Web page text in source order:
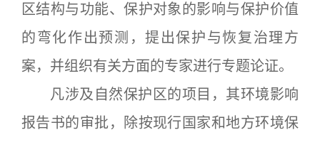
区结构与功能、保护对象的影响与保护价值
的弯化作出预测，提出保护与恢复治理方
案，并组织有关方面的专家进行专题论证。
凡涉及自然保护区的项目，其环境影响
报告书的审批，除按现行国家和地方环境保